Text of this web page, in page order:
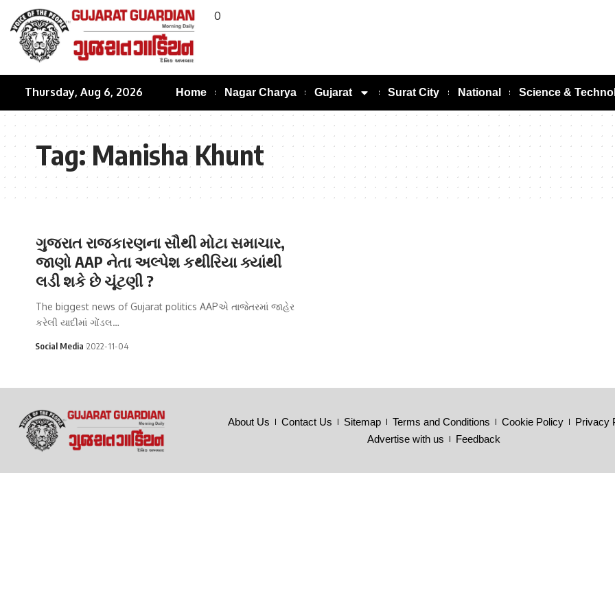
0
Thursday, Aug 6, 2026 Home Nagar Charya Gujarat Surat City National Science &
Tag:Manisha Khunt
ગુજરાત રાજકારણના સૌથી મોટા સમાચાર,
જાણો AAP નેતા અલ્પેશ કથીરિયા ક્યાંથી
લડી શકે છે ચૂંટણી ?
The biggest news of Gujarat politics AAPએ તાજેતરમાં જાહેર
કરેલી યાદીમાં ગોંડલ…
Social Media 2022-11-04
About Us Contact Us Sitemap Terms and Conditions Cookie Policy
Privacy
Advertise with us
Feedback